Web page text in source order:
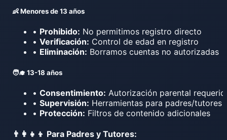
👶 Menores de 13 años
• Prohibido: No permitimos registro directo
• Verificación: Control de edad en registro
• Eliminación: Borramos cuentas no autorizadas
🧑‍🎓 13-18 años
• Consentimiento: Autorización parental
• Supervisión: Herramientas para padres/tutores
• Protección: Filtros de contenido adicionales
👨‍👩‍👧‍👦 Para Padres y Tutores: